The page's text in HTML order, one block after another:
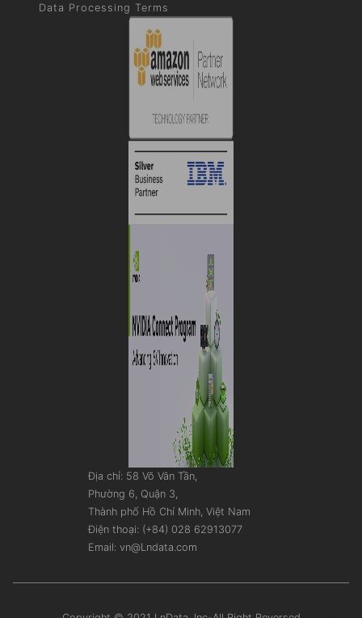
Địa chỉ: 58 Võ Văn Tần,
Phường 6, Quận 3,
Thành phố Hồ Chí Minh, Việt Nam
Điện thoại: (+84) 028 62913077
Email: vn@Lndata.com
Data Processing Terms